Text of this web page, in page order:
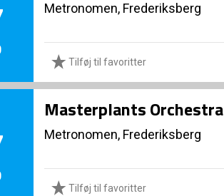
Metronomen, Frederiksberg
Tilføj til favoritter
Masterplants Orchestra
Metronomen, Frederiksberg
Tilføj til favoritter